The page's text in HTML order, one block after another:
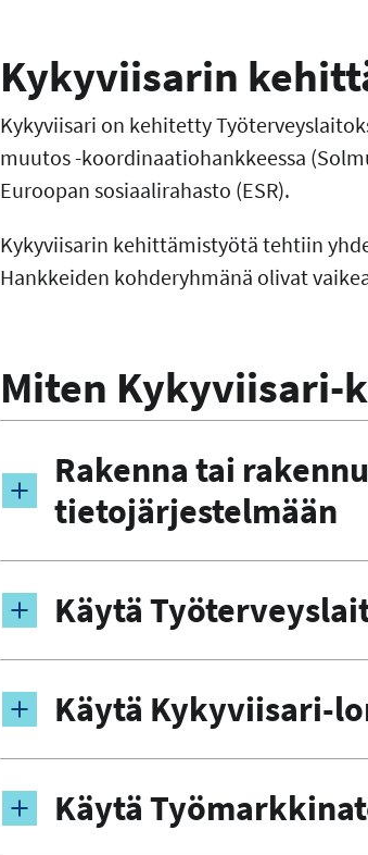
Kykyviisarin
Kykyviisari on kehitetty
muutos -koordinaatiohankkeessa
Euroopan sosiaalirahasto (ESR).
Kykyviisarin kehittämistyötä tehtiin
Hankkeiden kohderyhmänä olivat
Miten Kykyviisari-
Rakenna tai
tietojärjestelmään
Käytä
Käytä Kykyviisari-
Käytä